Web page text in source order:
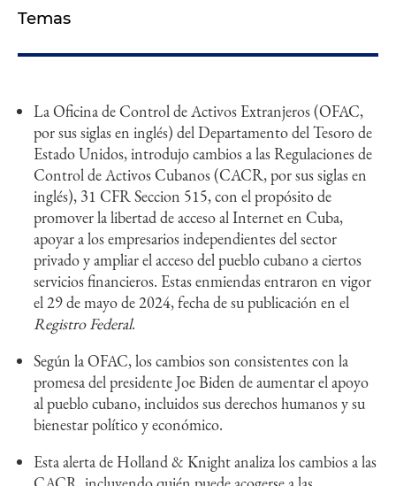
Temas
La Oficina de Control de Activos Extranjeros (OFAC,
por sus siglas en inglés) del Departamento del Tesoro de
Estado Unidos, introdujo cambios a las Regulaciones de
Control de Activos Cubanos (CACR, por sus siglas en
inglés), 31 CFR Seccion 515, con el propósito de
promover la libertad de acceso al Internet en Cuba,
apoyar a los empresarios independientes del sector
privado y ampliar el acceso del pueblo cubano a ciertos
servicios financieros. Estas enmiendas entraron en vigor
el 29 de mayo de 2024, fecha de su publicación en el
Registro Federal.
Según la OFAC, los cambios son consistentes con la
promesa del presidente Joe Biden de aumentar el apoyo
al pueblo cubano, incluidos sus derechos humanos y su
bienestar político y económico.
Esta alerta de Holland & Knight analiza los cambios a las